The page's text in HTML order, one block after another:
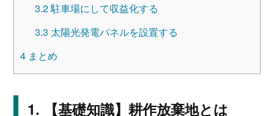
3.2駐車場にして収益化する
3.3 太陽光発電パネルを設置する
4まとめ
【基礎知識】耕作放棄地とは